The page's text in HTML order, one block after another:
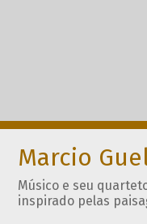
Marcio
Músico e seu
inspirado pelas